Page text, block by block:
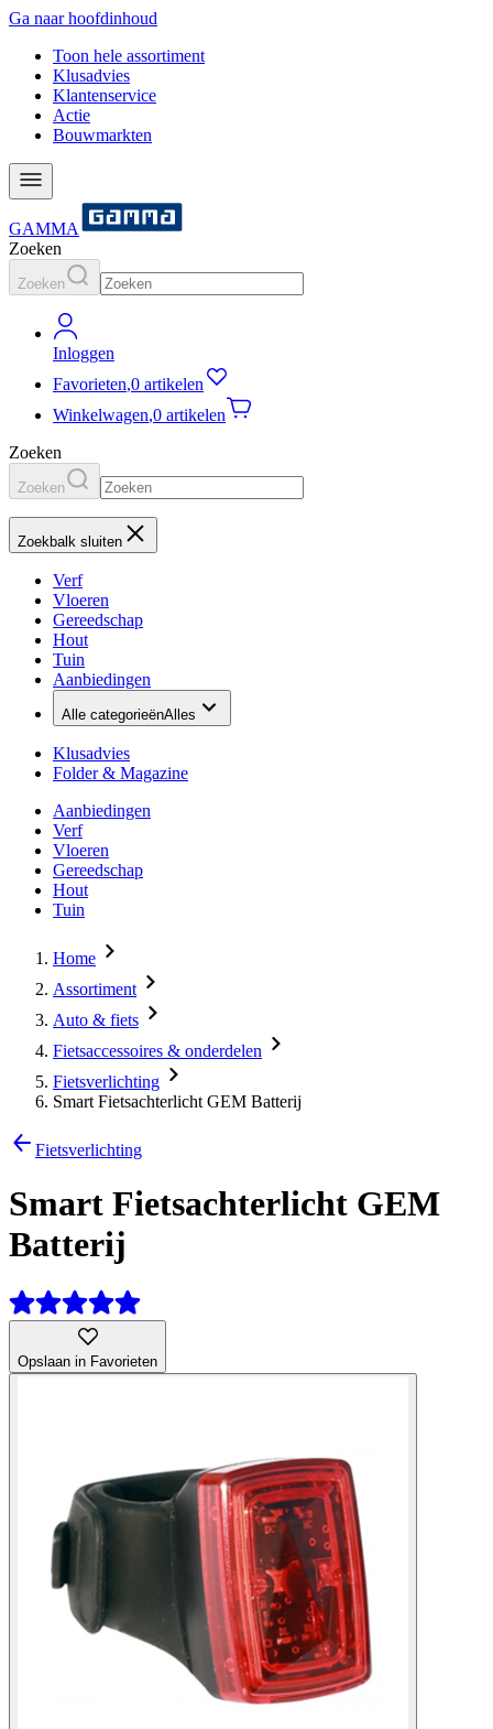
Ga naar hoofdinhoud
Toon hele assortiment
Klusadvies
Klantenservice
Actie
Bouwmarkten
GAMMA
Zoeken
Zoeken
Inloggen
Favorieten,0 artikelen
Winkelwagen,0 artikelen
Zoeken
Zoeken
Zoekbalk sluiten
Verf
Vloeren
Gereedschap
Hout
Tuin
Aanbiedingen
Alle categorieënAlles
Klusadvies
Folder & Magazine
Aanbiedingen
Verf
Vloeren
Gereedschap
Hout
Tuin
Home
Assortiment
Auto & fiets
Fietsaccessoires & onderdelen
Fietsverlichting
Smart Fietsachterlicht GEM Batterij
Fietsverlichting
Smart Fietsachterlicht GEM
Batterij
Opslaan in Favorieten